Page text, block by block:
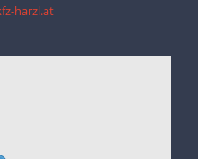
harzl.at